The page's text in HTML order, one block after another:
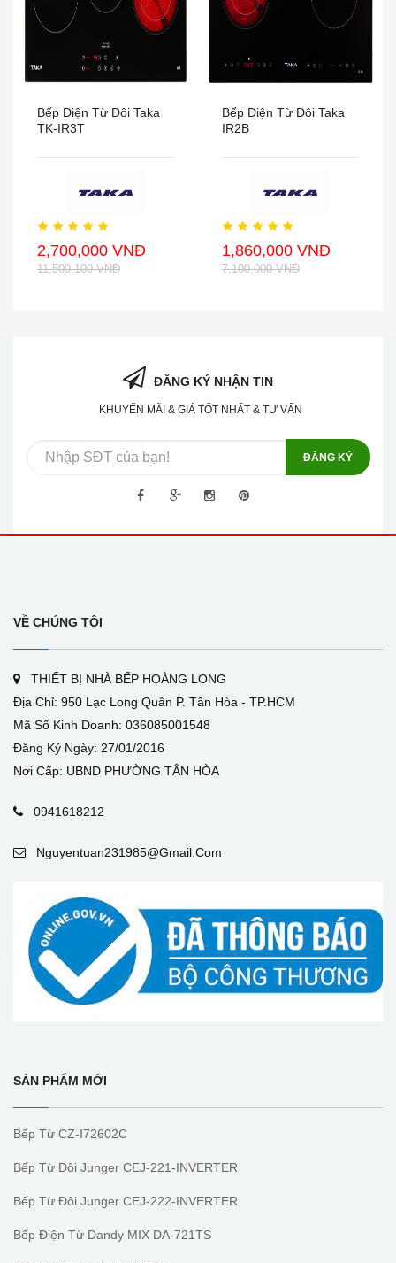
Bếp Điện Từ Đôi Taka
TK-IR3T
2,700,000 VNĐ
11,500,100 VNĐ
Bếp Điện Từ Đôi Taka
IR2B
1,860,000 VNĐ
7,100,000 VNĐ
ĐĂNG KÝ NHẬN TIN
KHUYẾN MÃI & GIÁ TỐT NHẤT & TƯ VẤN
ĐĂNG KÝ
VỀ CHÚNG TÔI
THIẾT BỊ NHÀ BẾP HOÀNG LONG
Địa Chỉ: 950 Lạc Long Quân P. Tân Hòa - TP.HCM
Mã Số Kinh Doanh: 036085001548
Đăng Ký Ngày: 27/01/2016
Nơi Cấp: UBND PHƯỜNG TÂN HÒA
0941618212
Nguyentuan231985@gmail.com
SẢN PHẨM MỚI
Bếp Từ CZ-I72602C
Bếp Từ Đôi Junger CEJ-221-INVERTER
Bếp Từ Đôi Junger CEJ-222-INVERTER
Bếp Điện Từ Dandy MIX DA-721TS